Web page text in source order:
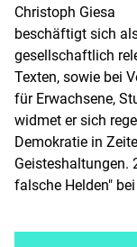
Christoph Giesa
beschäftigt sich
gesellschaftlich
Texten, sowie bei
für Erwachsene,
widmet er sich
Demokratie in
Geisteshaltungen.
falsche Helden"